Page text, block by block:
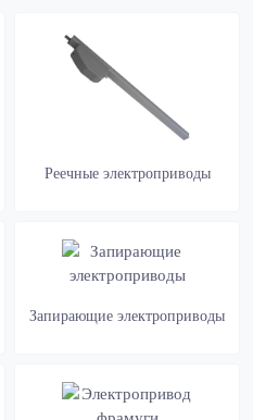
Реечные электроприводы
Запирающие электроприводы